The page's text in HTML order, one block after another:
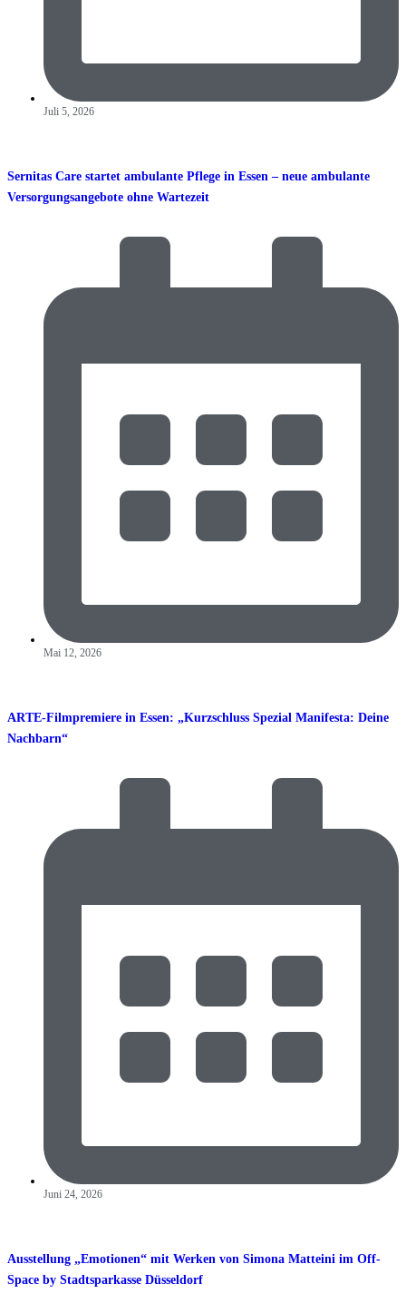
Juli 5, 2026
Sernitas Care startet ambulante Pflege in Essen – neue ambulante
Versorgungsangebote ohne Wartezeit
Mai 12, 2026
ARTE-Filmpremiere in Essen: „Kurzschluss Spezial Manifesta: Deine
Nachbarn“
Juni 24, 2026
Ausstellung „Emotionen“ mit Werken von Simona Matteini im Off-
Space by Stadtsparkasse Düsseldorf